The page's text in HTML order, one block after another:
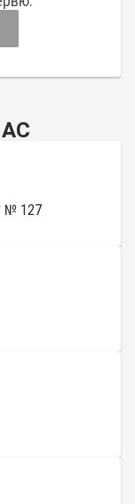
№ 127